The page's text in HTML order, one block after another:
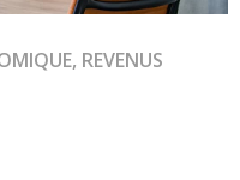
REVENUS